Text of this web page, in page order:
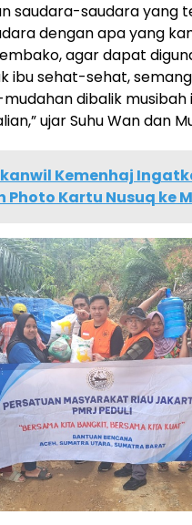
saudara-saudara yang
dengan apa yang
agar dapat
ibu sehat-sehat,
dibalik musibah
ujar Suhu Wan dan
Kemenhaj
Photo Kartu Nusuq ke